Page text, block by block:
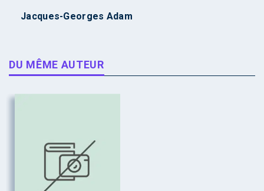
Jacques-Georges Adam
DU MÊME AUTEUR